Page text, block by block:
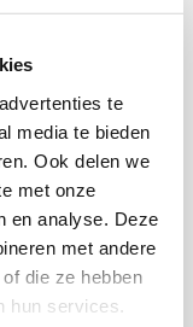
te
media te bieden
Ook delen we
met onze
en analyse. Deze
met andere
die ze hebben
hun services.